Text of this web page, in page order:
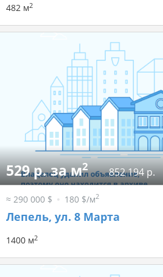
482 м2
529 р. за м2 852 194 р.
≈ 290 000 $ 180 $/м2
Лепель, ул. 8 Марта
1400 м2